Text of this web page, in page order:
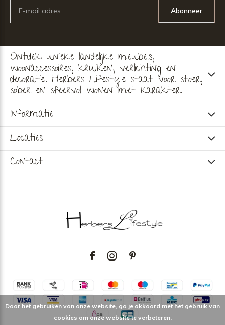
Abonneer
Ontdek unieke landelijke meubels,
woonaccessoires, kruiken, verlichting en
decoratie. Herbers Lifestyle staat voor stoer,
sober en sfeervol wonen met karakter.
Informatie
Locaties
Contact
Door het gebruiken van onze website, ga je akkoord met het gebruik van
cookies om onze website te verbeteren.